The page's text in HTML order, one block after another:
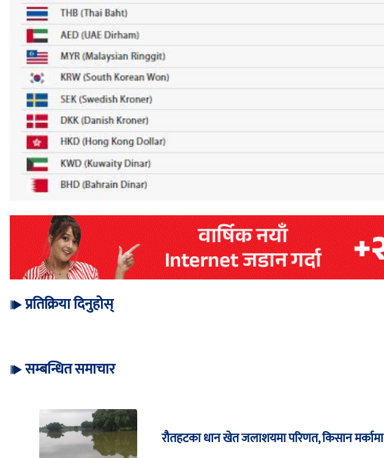
प्रतिक्रिया दिनुहोस्
सम्बन्धित समाचार
रौतहटका धान खेत जलाशयमा परिणत, किसान मर्कामा